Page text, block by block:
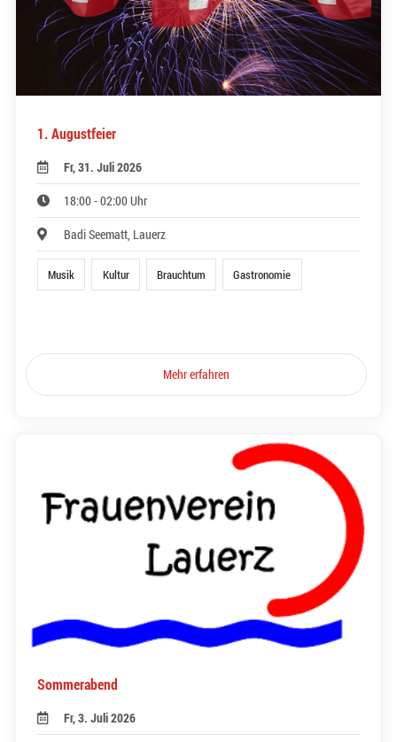
1. Augustfeier
Fr, 31. Juli 2026
18:00 - 02:00 Uhr
Badi Seematt, Lauerz
Musik Kultur Brauchtum Gastronomie
Mehr erfahren
Sommerabend
Fr, 3. Juli 2026